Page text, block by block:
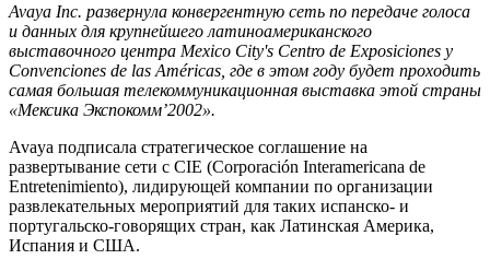
Avaya Inc. развернула конвергентную сеть по передаче голоса
и данных для крупнейшего латиноамериканского
выставочного центра Mexico City's Centro de Exposiciones y
Convenciones de las Américas, где в этом году будет проходить
самая большая телекоммуникационная выставка этой страны
«Мексика Экспокомм’2002».
Avaya подписала стратегическое соглашение на
развертывание сети с CIE (Corporación Interamericana de
Entretenimiento), лидирующей компании по организации
развлекательных мероприятий для таких испанско- и
португальско-говорящих стран, как Латинская Америка,
Испания и США.